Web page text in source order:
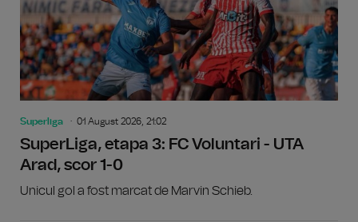
Superliga 01 August 2026, 21:02
SuperLiga, etapa 3: FC Voluntari - UTA
Arad, scor 1-0
Unicul gol a fost marcat de Marvin Schieb.